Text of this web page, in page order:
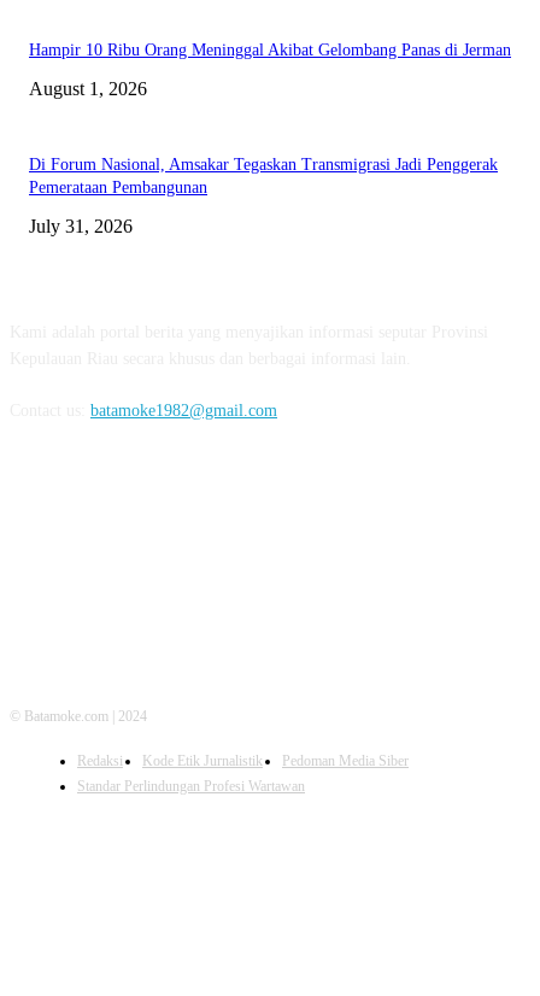
Hampir 10 Ribu Orang Meninggal Akibat Gelombang Panas di Jerman
August 1, 2026
Di Forum Nasional, Amsakar Tegaskan Transmigrasi Jadi Penggerak
Pemerataan Pembangunan
July 31, 2026
batamoke1982@gmail.com
© Batamoke.com | 2024
Redaksi Kode Etik Jurnalistik
Pedoman Media Siber
Standar Perlindungan Profesi Wartawan